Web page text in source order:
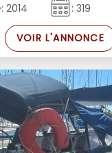
: 2014
: 319
VOIR L'ANNONCE